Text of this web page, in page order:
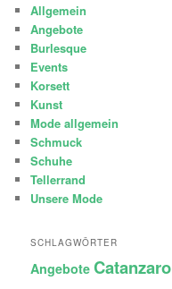
Allgemein
Angebote
Burlesque
Events
Korsett
Kunst
Mode allgemein
Schmuck
Schuhe
Tellerrand
Unsere Mode
SCHLAGWÖRTER
Angebote Catanzaro